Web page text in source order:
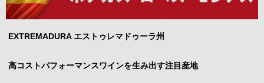
EXTREMADURA エストゥレマドゥーラ州
高コストパフォーマンスワインを生み出す注目産地